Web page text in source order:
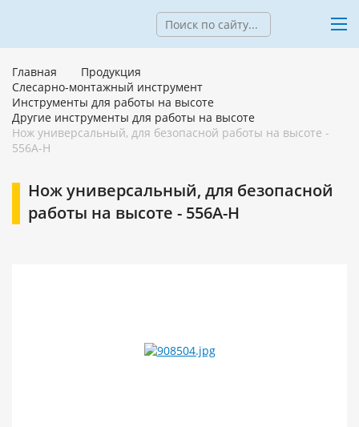
Главная
Продукция
Слесарно-монтажный инструмент
Инструменты для работы на высоте
Другие инструменты для работы на высоте
Нож универсальный, для безопасной работы на высоте -
556A-H
Нож универсальный, для безопасной
работы на высоте - 556A-H